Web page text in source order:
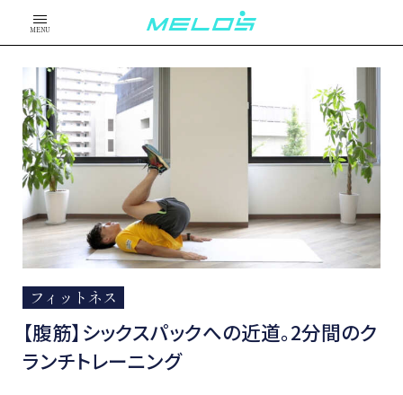
MENU
フィットネス
【腹筋】シックスパックへの近道。2分間のク
ランチトレーニング